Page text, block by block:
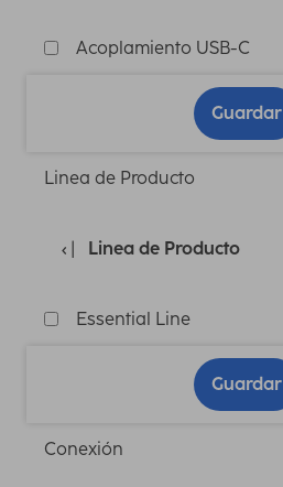
Acoplamiento USB-C
Guardar
Linea de Producto
Linea de Producto
Essential Line
Guardar
Conexión